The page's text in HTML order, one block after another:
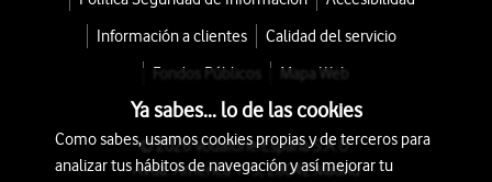
Información a clientes
Calidad del servicio
Fondos Públicos
Mapa Web
© 2026 Vodafone España S.A.U.
Avda. América 115, 28042 Madrid
Ya sabes... lo de las cookies
Como sabes, usamos cookies propias y de terceros para
analizar tus hábitos de navegación y así mejorar tu